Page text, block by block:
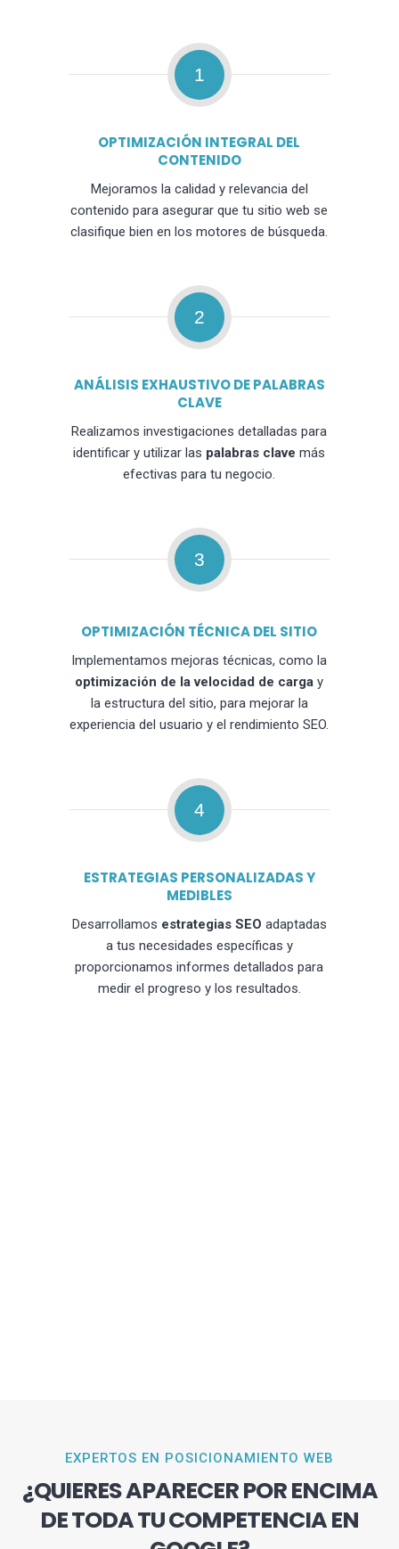
1
OPTIMIZACIÓN INTEGRAL DEL
CONTENIDO
Mejoramos la calidad y relevancia del
contenido para asegurar que tu sitio web se
clasifique bien en los motores de búsqueda.
2
ANÁLISIS EXHAUSTIVO DE PALABRAS
CLAVE
Realizamos investigaciones detalladas para
identificar y utilizar las palabras clave más
efectivas para tu negocio.
3
OPTIMIZACIÓN TÉCNICA DEL SITIO
Implementamos mejoras técnicas, como la
optimización de la velocidad de carga y
la estructura del sitio, para mejorar la
experiencia del usuario y el rendimiento SEO.
4
ESTRATEGIAS PERSONALIZADAS Y
MEDIBLES
Desarrollamos estrategias SEO adaptadas
a tus necesidades específicas y
proporcionamos informes detallados para
medir el progreso y los resultados.
EXPERTOS EN POSICIONAMIENTO WEB
¿QUIERES APARECER POR ENCIMA
DE TODA TU COMPETENCIA EN